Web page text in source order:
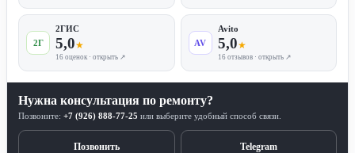
2Г
2ГИС
5,0★
16 оценок · открыть ↗
AV
Avito
5,0★
16 отзывов · открыть ↗
Нужна консультация по ремонту?
Позвоните: +7 (926) 888-77-25 или выберите удобный способ связи.
Позвонить Telegram